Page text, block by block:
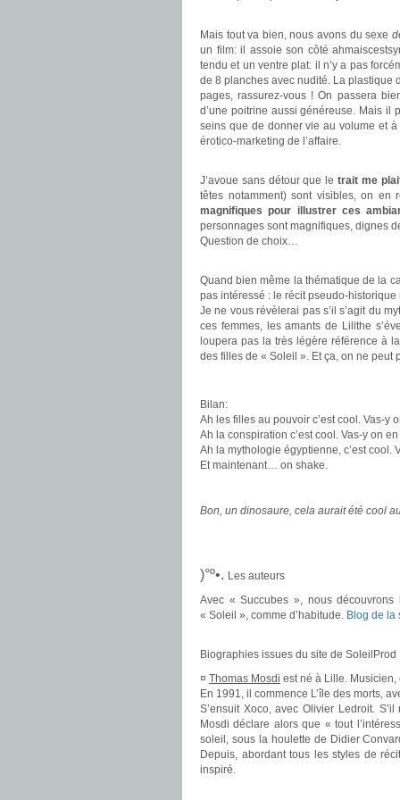
Mais tout va bien, nous avons du sexe
un film: il assoie son côté
tendu et un ventre plat: il n’y a pas
de 8 planches avec nudité. La plastique
pages, rassurez-vous ! On passera
d’une poitrine aussi généreuse. Mais il
seins que de donner vie au volume et à
érotico-marketing de l’affaire.
J’avoue sans détour que letrait me
têtes notamment) sont visibles, on
magnifiques pour illustrer ces
personnages sont magnifiques, dignes
Question de choix…
Quand bien même la thématique de la
pas intéressé : le récit pseudo-
Je ne vous révèlerai pas s’il s’agit du
ces femmes, les amants de Lilithe
loupera pas la très légère référence à
des filles de « Soleil ». Et ça, on ne peut
Bilan:
Ah les filles au pouvoir c’est cool. Vas-y
Ah la conspiration c’est cool. Vas-y on
Ah la mythologie égyptienne, c’est cool.
Et maintenant… on shake.
Bon, un dinosaure, cela aurait été cool
)°º•. Les auteurs
Avec « Succubes », nous
« Soleil », comme d’habitude. Blog de la
Biographies issues du site de SoleilProd
¤Thomas Mosdi est né à Lille.
En 1991, il commence L’île des morts,
S’ensuit Xoco, avec Olivier Ledroit.
Mosdi déclare alors que « tout
soleil, sous la houlette de Didier
Depuis, abordant tous les styles de
inspiré.